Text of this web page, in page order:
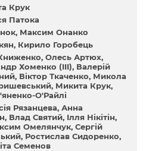
Крук
Патока
Максим Онанко
Кирило Горобець
Олесь Артюх
Хоменко (III) Валерій
Віктор Ткаченко Микола
Микита Крук
О'Райлі
Рязанцева Анна
Влад Святий Ілля Нікітін
Омелянчук Сергій
Ростислав Сидоренко
Семенов